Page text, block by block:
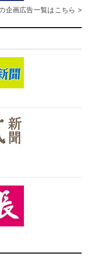
企画広告一覧はこちら >